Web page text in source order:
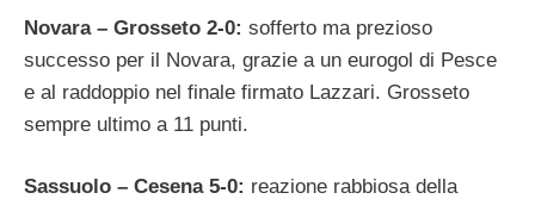
Novara – Grosseto 2-0: sofferto ma prezioso
successo per il Novara, grazie a un eurogol di Pesce
e al raddoppio nel finale firmato Lazzari. Grosseto
sempre ultimo a 11 punti.
Sassuolo – Cesena 5-0: reazione rabbiosa della